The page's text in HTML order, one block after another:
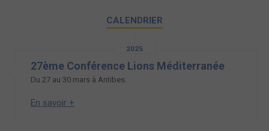
CALENDRIER
2025
27ème Conférence Lions Méditerranée
Du 27 au 30 mars à Antibes.
En savoir +